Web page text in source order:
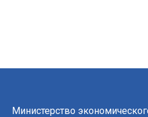
Министерство